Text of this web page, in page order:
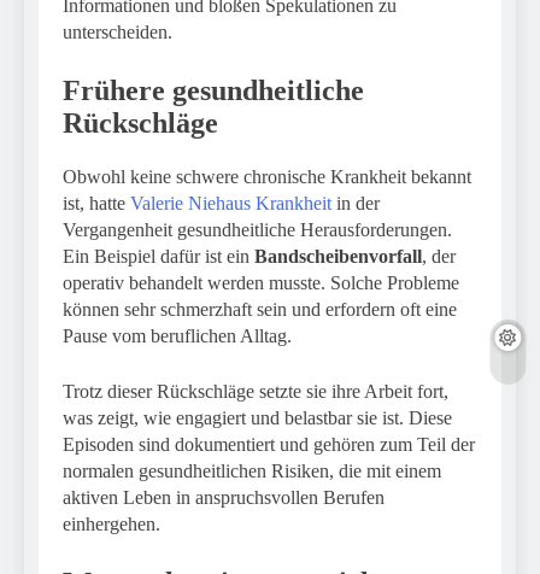
Informationen und bloßen Spekulationen zu
unterscheiden.
Frühere gesundheitliche
Rückschläge
Obwohl keine schwere chronische Krankheit bekannt
ist, hatte Valerie Niehaus Krankheit in der
Vergangenheit gesundheitliche Herausforderungen.
Ein Beispiel dafür ist ein Bandscheibenvorfall, der
operativ behandelt werden musste. Solche Probleme
können sehr schmerzhaft sein und erfordern oft eine
Pause vom beruflichen Alltag.
Trotz dieser Rückschläge setzte sie ihre Arbeit fort,
was zeigt, wie engagiert und belastbar sie ist. Diese
Episoden sind dokumentiert und gehören zum Teil der
normalen gesundheitlichen Risiken, die mit einem
aktiven Leben in anspruchsvollen Berufen
einhergehen.